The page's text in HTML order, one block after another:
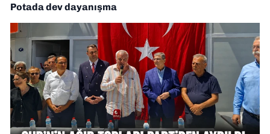
Potada dev dayanışma